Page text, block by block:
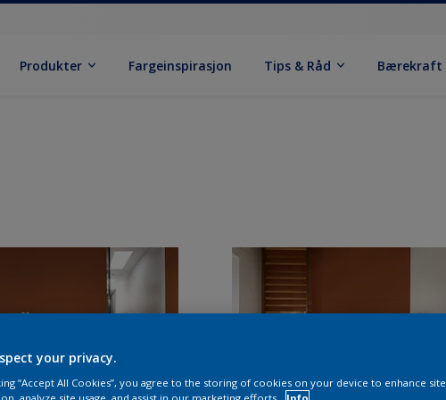
Produkter Fargeinspirasjon Tips & Råd Bærekraft
your privacy.
“Accept All Cookies”, you agree to the storing of cookies on your device to enhance site